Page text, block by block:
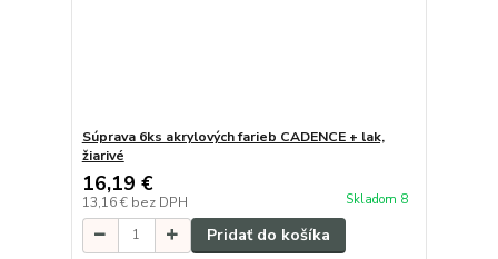
Súprava 6ks akrylových farieb CADENCE + lak,
žiarivé
16,19 €
13,16 € bez DPH Skladom 8
Pridať do košíka